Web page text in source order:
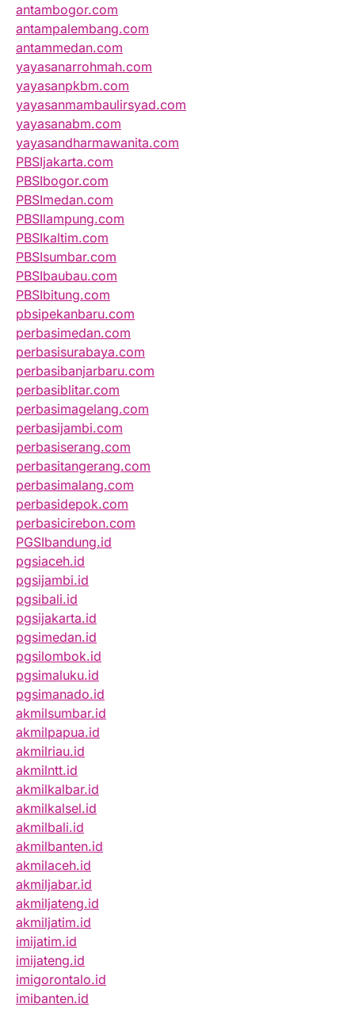
antambogor.com
antampalembang.com
antammedan.com
yayasanarrohmah.com
yayasanpkbm.com
yayasanmambaulirsyad.com
yayasanabm.com
yayasandharmawanita.com
PBSIjakarta.com
PBSIbogor.com
PBSImedan.com
PBSIlampung.com
PBSIkaltim.com
PBSIsumbar.com
PBSIbaubau.com
PBSIbitung.com
pbsipekanbaru.com
perbasimedan.com
perbasisurabaya.com
perbasibanjarbaru.com
perbasiblitar.com
perbasimagelang.com
perbasijambi.com
perbasiserang.com
perbasitangerang.com
perbasimalang.com
perbasidepok.com
perbasicirebon.com
PGSIbandung.id
pgsiaceh.id
pgsijambi.id
pgsibali.id
pgsijakarta.id
pgsimedan.id
pgsilombok.id
pgsimaluku.id
pgsimanado.id
akmilsumbar.id
akmilpapua.id
akmilriau.id
akmilntt.id
akmilkalbar.id
akmilkalsel.id
akmilbali.id
akmilbanten.id
akmilaceh.id
akmiljabar.id
akmiljateng.id
akmiljatim.id
imijatim.id
imijateng.id
imigorontalo.id
imibanten.id